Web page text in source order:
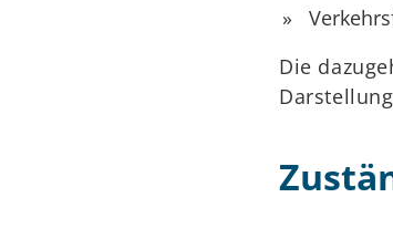
Die